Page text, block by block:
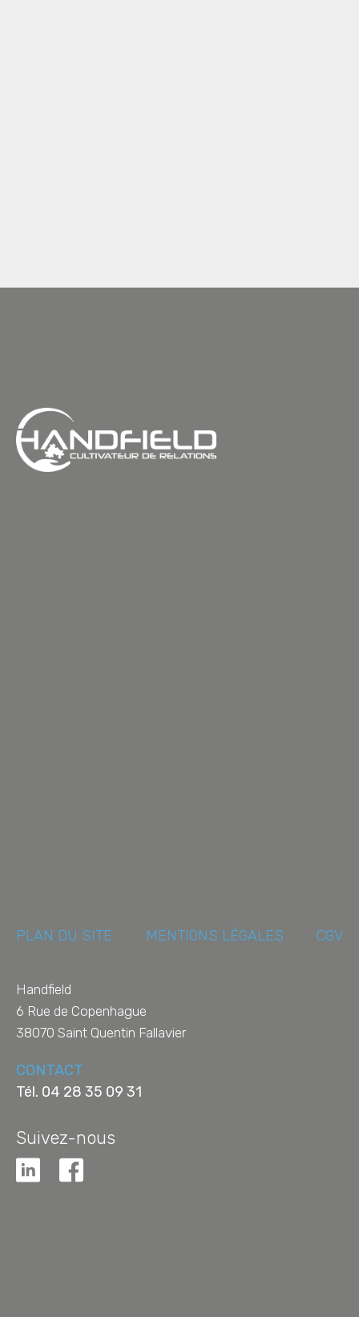
PLAN DU SITE MENTIONS LÉGALES CGV
Handfield
6 Rue de Copenhague
38070 Saint Quentin Fallavier
CONTACT
Tél. 04 28 35 09 31
Suivez-nous